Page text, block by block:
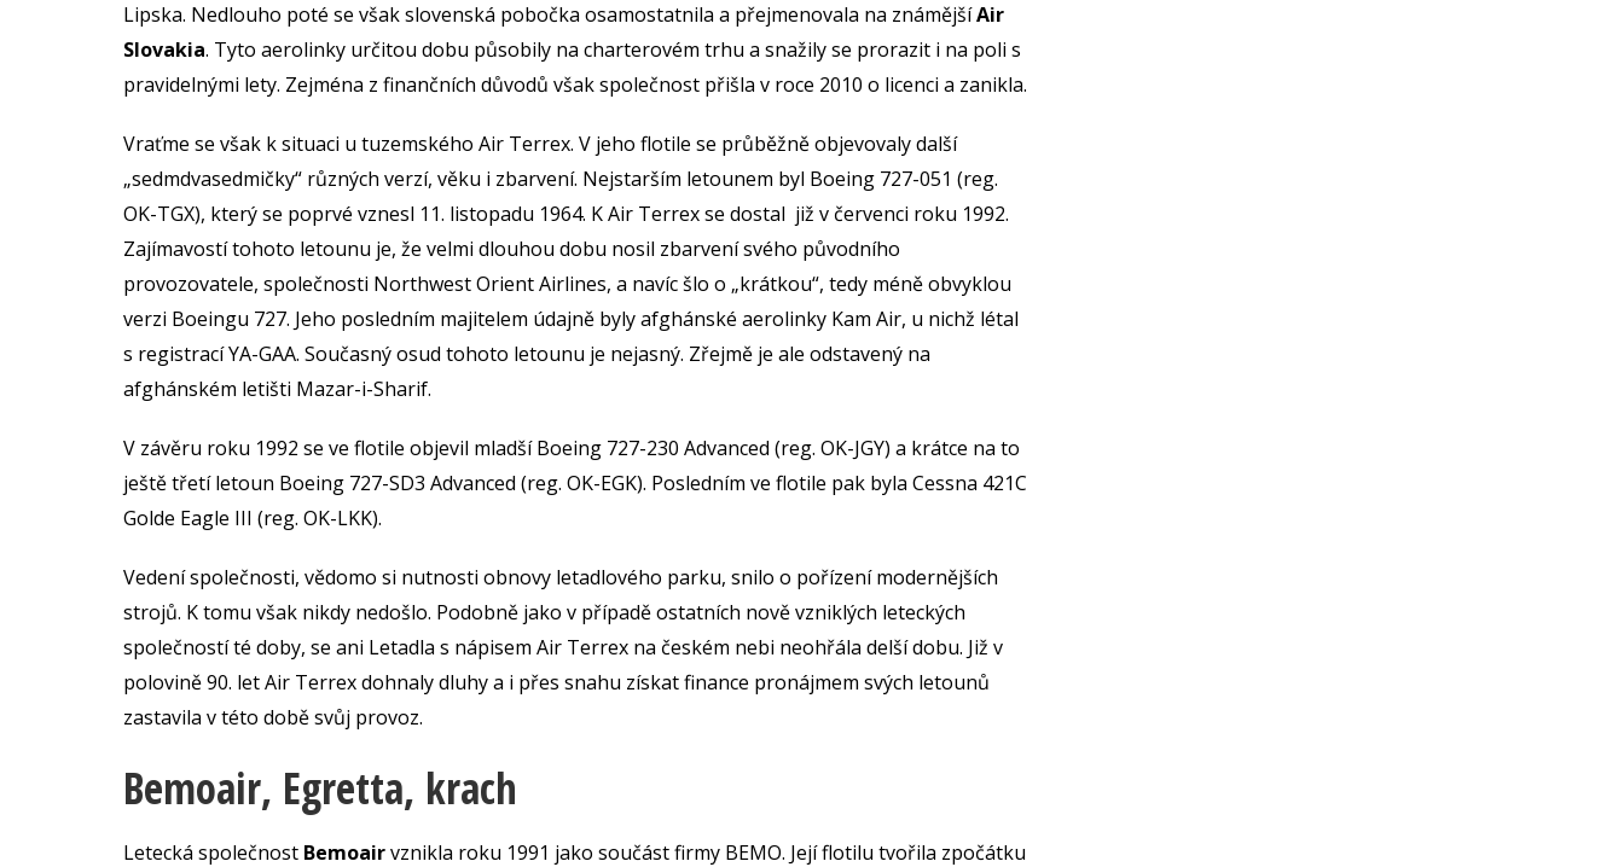
Lipska. Nedlouho poté se však slovenská pobočka osamostatnila a přejmenovala na známějšíAir
Slovakia. Tyto aerolinky určitou dobu působily na charterovém trhu a snažily se prorazit i na poli s
pravidelnými lety. Zejména z finančních důvodů však společnost přišla v roce 2010 o licenci a zanikla.
Vraťme se však k situaci u tuzemského Air Terrex. V jeho flotile se průběžně objevovaly další
„sedmdvasedmičky“ různých verzí, věku i zbarvení. Nejstarším letounem byl Boeing 727-051 (reg.
OK-TGX), který se poprvé vznesl 11. listopadu 1964. K Air Terrex se dostal již v červenci roku 1992.
Zajímavostí tohoto letounu je, že velmi dlouhou dobu nosil zbarvení svého původního
provozovatele, společnosti Northwest Orient Airlines, a navíc šlo o „krátkou“, tedy méně obvyklou
verzi Boeingu 727. Jeho posledním majitelem údajně byly afghánské aerolinky Kam Air, u nichž létal
s registrací YA-GAA. Současný osud tohoto letounu je nejasný. Zřejmě je ale odstavený na
afghánském letišti Mazar-i-Sharif.
V závěru roku 1992 se ve flotile objevil mladší Boeing 727-230 Advanced (reg. OK-JGY) a krátce na to
ještě třetí letoun Boeing 727-SD3 Advanced (reg. OK-EGK). Posledním ve flotile pak byla Cessna 421C
Golde Eagle III (reg. OK-LKK).
Vedení společnosti, vědomo si nutnosti obnovy letadlového parku, snilo o pořízení modernějších
strojů. K tomu však nikdy nedošlo. Podobně jako v případě ostatních nově vzniklých leteckých
společností té doby, se ani Letadla s nápisem Air Terrex na českém nebi neohřála delší dobu. Již v
polovině 90. let Air Terrex dohnaly dluhy a i přes snahu získat finance pronájmem svých letounů
zastavila v této době svůj provoz.
Bemoair, Egretta, krach
Letecká společnost Bemoairvznikla roku 1991 jako součást firmy BEMO. Její flotilu tvořila zpočátku